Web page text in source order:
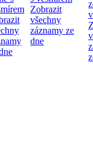
Zobrazit
všechny
záznamy ze
dne